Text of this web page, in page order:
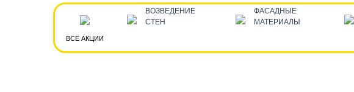
ВСЕ АКЦИИ
ВОЗВЕДЕНИЕ
СТЕН
ФАСАДНЫЕ
МАТЕРИАЛЫ